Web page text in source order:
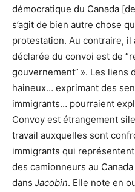
démocratique du Canada
s’agit de bien autre chose
protestation. Au contraire, il
déclarée du convoi est de
gouvernement” ». Les liens
haineux… exprimant des
immigrants… pourraient
Convoy est étrangement
travail auxquelles sont
immigrants qui
des camionneurs au
dans Jacobin. Elle note en